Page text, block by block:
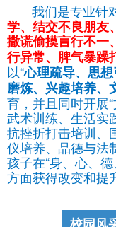
我们是专业针
学、结交不良朋友
撒谎偷摸言行不一
行异常、脾气暴躁
以“心理疏导、思
磨炼、兴趣培养、
育，并且同时开展
武术训练、生活实
抗挫折打击培训、
仪培养、品德与法
孩子在“身、心、
方面获得改变和提